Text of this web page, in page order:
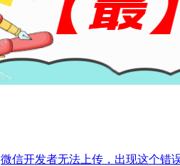
微信开发者无法上传，出现这个错